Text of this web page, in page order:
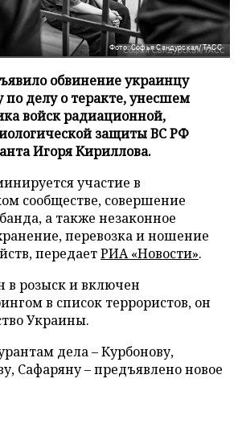
Фото: Софья Сандурская/ТАСС
обвинение украинцу
делу о теракте, унесшем
войск радиационной,
защиты ВС РФ
Игоря Кириллова.
участие в
сообществе, совершение
а также незаконное
перевозка и ношение
передаетРИА «Новости».
в розыск и включен
в список террористов, он
Украины.
дела – Курбонову,
Сафаряну – предъявлено новое